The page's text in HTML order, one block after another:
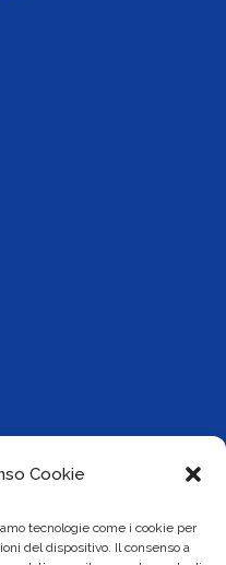
Cookie
tecnologie come i cookie per
del dispositivo. Il consenso a